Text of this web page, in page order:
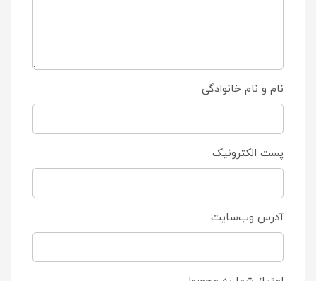
نام و نام خانوادگی
پست الکترونیک
آدرس وب‌سایت